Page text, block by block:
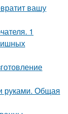
вашу
1
руками. Общая